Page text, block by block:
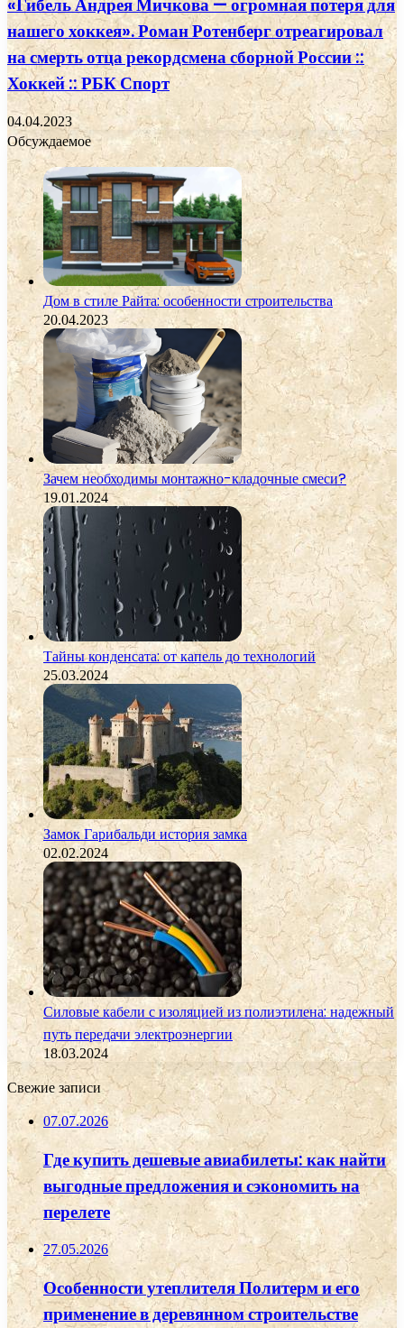
«Гибель Андрея Мичкова — огромная потеря для
нашего хоккея». Роман Ротенберг отреагировал
на смерть отца рекордсмена сборной России ::
Хоккей :: РБК Спорт
04.04.2023
Обсуждаемое
Дом в стиле Райта: особенности строительства
20.04.2023
Зачем необходимы монтажно-кладочные смеси?
19.01.2024
Тайны конденсата: от капель до технологий
25.03.2024
Замок Гарибальди история замка
02.02.2024
Силовые кабели с изоляцией из полиэтилена: надежный
путь передачи электроэнергии
18.03.2024
Свежие записи
07.07.2026
Где купить дешевые авиабилеты: как найти
выгодные предложения и сэкономить на
перелете
27.05.2026
Особенности утеплителя Политерм и его
применение в деревянном строительстве